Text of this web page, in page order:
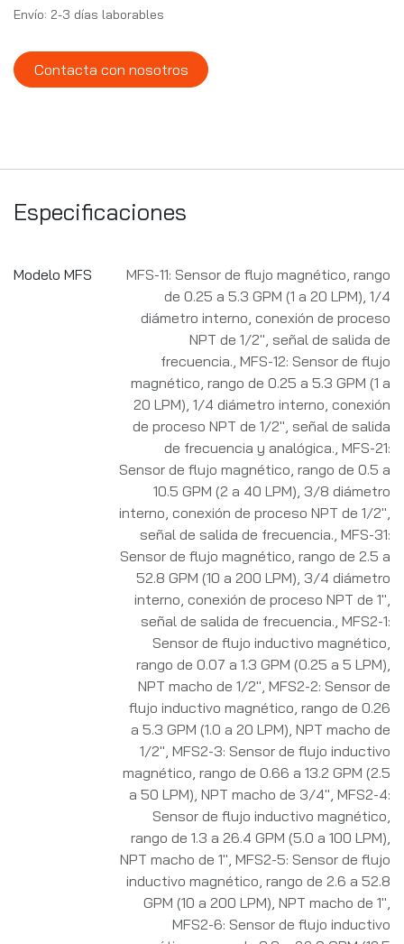
Envío: 2-3 días laborables
Contacta con nosotros
Especificaciones
Modelo MFS
MFS-11: Sensor de flujo magnético, rango
de 0.25 a 5.3 GPM (1 a 20 LPM), 1/4
diámetro interno, conexión de proceso
NPT de 1/2", señal de salida de
frecuencia. MFS-12: Sensor de flujo
magnético, rango de 0.25 a 5.3 GPM (1 a
20 LPM), 1/4 diámetro interno, conexión
de proceso NPT de 1/2", señal de salida
de frecuencia y analógica. MFS-21:
Sensor de flujo magnético, rango de 0.5 a
10.5 GPM (2 a 40 LPM), 3/8 diámetro
interno, conexión de proceso NPT de 1/2",
señal de salida de frecuencia. MFS-31:
Sensor de flujo magnético, rango de 2.5 a
52.8 GPM (10 a 200 LPM), 3/4 diámetro
interno, conexión de proceso NPT de 1",
señal de salida de frecuencia. MFS2-1:
Sensor de flujo inductivo magnético,
rango de 0.07 a 1.3 GPM (0.25 a 5 LPM),
NPT macho de 1/2" MFS2-2: Sensor de
flujo inductivo magnético, rango de 0.26
a 5.3 GPM (1.0 a 20 LPM), NPT macho de
1/2" MFS2-3: Sensor de flujo inductivo
magnético, rango de 0.66 a 13.2 GPM (2.5
a 50 LPM), NPT macho de 3/4" MFS2-4:
Sensor de flujo inductivo magnético,
rango de 1.3 a 26.4 GPM (5.0 a 100 LPM),
NPT macho de 1" MFS2-5: Sensor de flujo
inductivo magnético, rango de 2.6 a 52.8
GPM (10 a 200 LPM), NPT macho de 1"
MFS2-6: Sensor de flujo inductivo